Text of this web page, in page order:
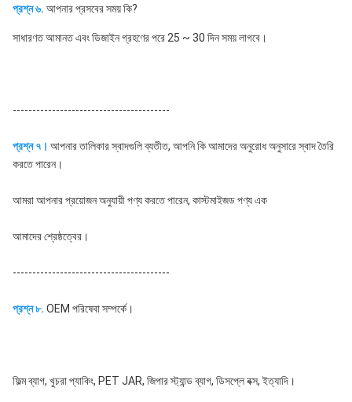
প্রশ্ন ৬. আপনার প্রসবের সময় কি?
সাধারণত আমানত এবং ডিজাইন গ্রহণের পরে 25 ~ 30 দিন সময় লাগবে।
----------------------------------------
প্রশ্ন ৭। আপনার তালিকার স্বাদগুলি ব্যতীত, আপনি কি আমাদের অনুরোধ অনুসারে স্বাদ তৈরি
করতে পারেন।
আমরা আপনার প্রয়োজন অনুযায়ী পণ্য করতে পারেন, কাস্টমাইজড পণ্য এক
আমাদের শ্রেষ্ঠত্বের।
----------------------------------------
প্রশ্ন ৮. OEM পরিষেবা সম্পর্কে।
ফিল্ম ব্যাগ, খুচরা প্যাকিং, PET JAR, জিপার স্ট্যান্ড ব্যাগ, ডিসপ্লে বক্স, ইত্যাদি।